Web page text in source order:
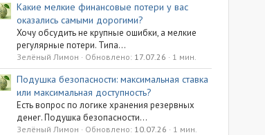
Какие мелкие финансовые потери у вас
оказались самыми дорогими?
Хочу обсудить не крупные ошибки, а мелкие
регулярные потери. Типа...
Зелёный Лимон Обновлено: 17.07.26 1 мин.
Подушка безопасности: максимальная ставка
или максимальная доступность?
Есть вопрос по логике хранения резервных
денег. Подушка безопасности...
Зелёный Лимон Обновлено: 10.07.26 1 мин.